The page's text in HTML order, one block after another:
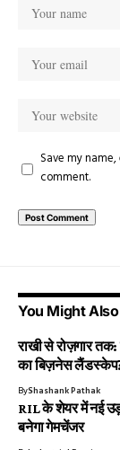
Save my
comment.
You Might
राखी से रोज़गार
का बिज़नेस
ByShashank Pathak
RIL के शेयर में नई
बनेगा गेमचेंजर